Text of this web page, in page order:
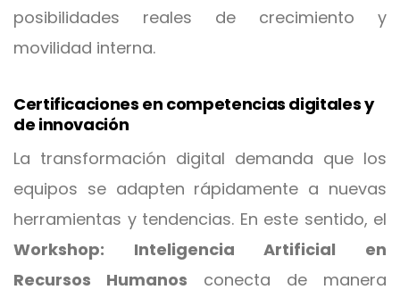
posibilidades reales de crecimiento y
movilidad interna.
Certificaciones en competencias digitales y
de innovación
La transformación digital demanda que los
equipos se adapten rápidamente a nuevas
herramientas y tendencias. En este sentido, el
Workshop: Inteligencia Artificial en
Recursos Humanos conecta de manera